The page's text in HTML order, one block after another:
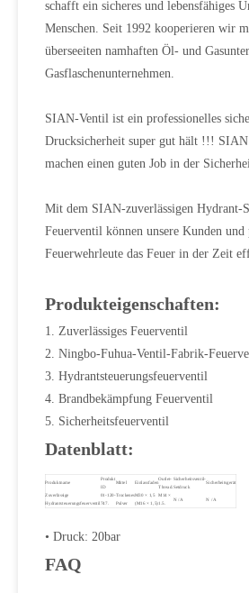
schafft ein sicheres und lebensfähiges
Menschen. Seit 1992 kooperieren wir
überseeiten namhaften Öl- und
Gasflaschenunternehmen.
SIAN-Ventil ist ein professionelles
Drucksicherheit super gut hält !!! SIAN
machen einen guten Job in der
Mit dem SIAN-zuverlässigen Hydrant-
Feuerventil können unsere Kunden und
Feuerwehrleute das Feuer in der Zeit
Produkteigenschaften:
1. Zuverlässiges Feuerventil
2. Ningbo-Fuhua-Ventil-Fabrik-
3. Hydrantsteuerungsfeuerventil
4. Brandbekämpfung Feuerventil
5. Sicherheitsfeuerventil
Datenblatt:
Produktname
Produkt
ID
Mittel Einlassfaden
Outlet-
Thread.
Sicherheitsventil-
Setdruck
Sicherheitsgerät
Zuverlässige
Hydrantsteuerungsfeuerventil
01-120-
747.
Trockenes
Pulver
M30 × 1,5
(M16 × 1,5)
M14 ×
1.5.
N / A N / A
• Druck: 20bar
FAQ